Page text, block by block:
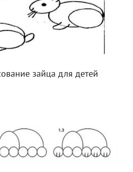
зайца для детей